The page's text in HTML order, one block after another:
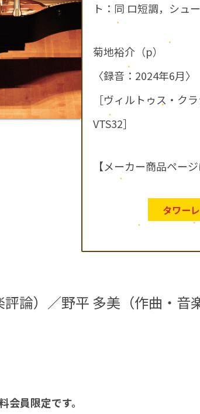
ト：同 ロ短調，シュ
菊地裕介（p）
〈録音：2024年6月〉
［ヴィルトゥス・ク
VTS32］
【メーカー商品ペー
タワー
論）／野平 多美（作曲・音
会員限定です。